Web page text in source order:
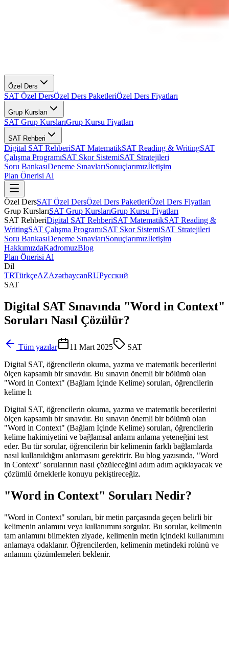
Özel Ders
SAT Özel DersÖzel Ders PaketleriÖzel Ders Fiyatları
Grup Kursları
SAT Grup KurslarıGrup Kursu Fiyatları
SAT Rehberi
Digital SAT RehberiSAT MatematikSAT Reading & WritingSAT
Çalışma ProgramıSAT Skor SistemiSAT Stratejileri
Soru BankasıDeneme SınavlarıSonuçlarımızİletişim
Plan Önerisi Al
Özel DersSAT Özel DersÖzel Ders PaketleriÖzel Ders Fiyatları
Grup KurslarıSAT Grup KurslarıGrup Kursu Fiyatları
SAT RehberiDigital SAT RehberiSAT MatematikSAT Reading &
WritingSAT Çalışma ProgramıSAT Skor SistemiSAT Stratejileri
Soru BankasıDeneme SınavlarıSonuçlarımızİletişim
HakkımızdaKadromuzBlog
Plan Önerisi Al
Dil
TRTürkçeAZAzərbaycanRUРусский
SAT
Digital SAT Sınavında "Word in Context"
Soruları Nasıl Çözülür?
Tüm yazılar 11 Mart 2025
SAT
Digital SAT, öğrencilerin okuma, yazma ve matematik becerilerini
ölçen kapsamlı bir sınavdır. Bu sınavın önemli bir bölümü olan
"Word in Context" (Bağlam İçinde Kelime) soruları, öğrencilerin
kelime h
Digital SAT, öğrencilerin okuma, yazma ve matematik becerilerini
ölçen kapsamlı bir sınavdır. Bu sınavın önemli bir bölümü olan
"Word in Context" (Bağlam İçinde Kelime) soruları, öğrencilerin
kelime hakimiyetini ve bağlamsal anlamı anlama yeteneğini test
eder. Bu tür sorular, öğrencilerin bir kelimenin farklı bağlamlarda
nasıl kullanıldığını anlamasını gerektirir. Bu blog yazısında, "Word
in Context" sorularının nasıl çözüleceğini adım adım açıklayacak ve
çözümlü örneklerle konuyu pekiştireceğiz.
"Word in Context" Soruları Nedir?
"Word in Context" soruları, bir metin parçasında geçen belirli bir
kelimenin anlamını veya kullanımını sorgular. Bu sorular, kelimenin
tam anlamını bilmekten ziyade, kelimenin metin içindeki kullanımını
anlamaya odaklanır. Öğrencilerden, kelimenin metindeki rolünü ve
anlamını çözümlemeleri beklenir.